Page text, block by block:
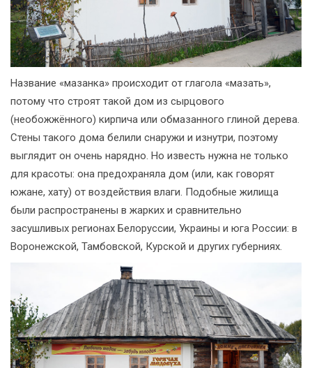
Название «мазанка» происходит от глагола «мазать»,
потому что строят такой дом из сырцового
(необожжённого) кирпича или обмазанного глиной дерева.
Стены такого дома белили снаружи и изнутри, поэтому
выглядит он очень нарядно. Но известь нужна не только
для красоты: она предохраняла дом (или, как говорят
южане, хату) от воздействия влаги. Подобные жилища
были распространены в жарких и сравнительно
засушливых регионах Белоруссии, Украины и юга России: в
Воронежской, Тамбовской, Курской и других губерниях.